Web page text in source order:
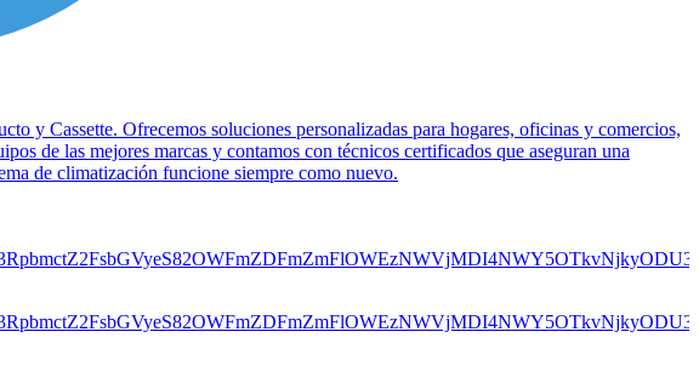
y Cassette. Ofrecemos soluciones personalizadas para hogares, oficinas y comercios,
de las mejores marcas y contamos con técnicos certificados que aseguran una
de climatización funcione siempre como nuevo.